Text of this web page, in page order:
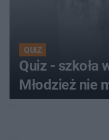
QUIZ
Quiz - szkoła
Młodzież nie